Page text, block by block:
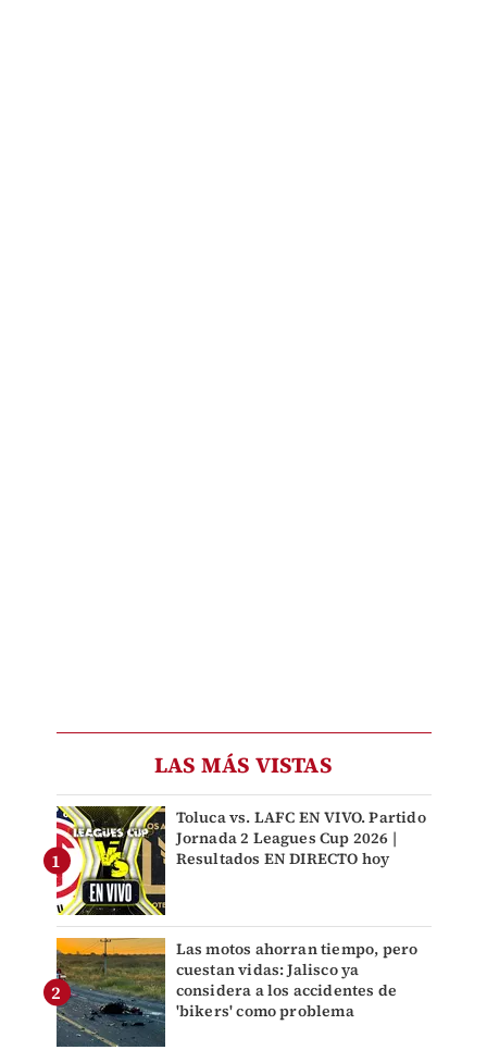
LAS MÁS VISTAS
Toluca vs. LAFC EN VIVO. Partido
Jornada 2 Leagues Cup 2026 |
Resultados EN DIRECTO hoy
Las motos ahorran tiempo, pero
cuestan vidas: Jalisco ya
considera a los accidentes de
'bikers' como problema